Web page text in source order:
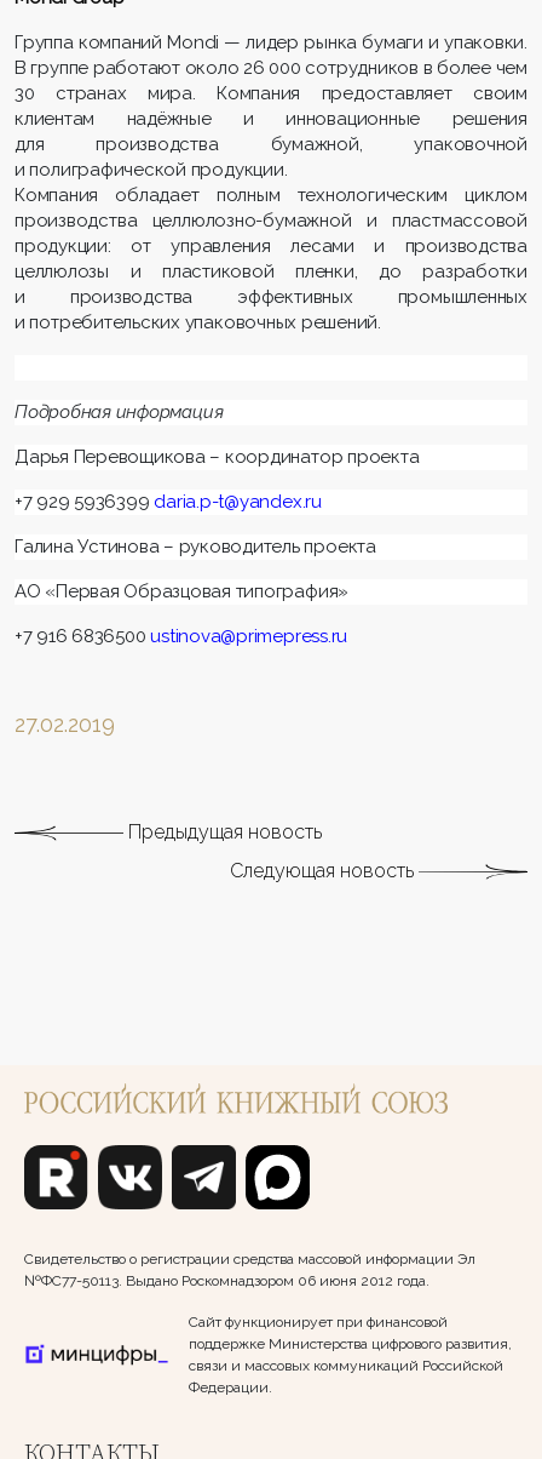
Группа компаний Mondi — лидер рынка бумаги и упаковки.
В группе работают около 26 000 сотрудников в более чем
30 странах мира. Компания предоставляет своим
клиентам надёжные и инновационные решения
для производства бумажной, упаковочной
и полиграфической продукции.
Компания обладает полным технологическим циклом
производства целлюлозно-бумажной и пластмассовой
продукции: от управления лесами и производства
целлюлозы и пластиковой пленки, до разработки
и производства эффективных промышленных
и потребительских упаковочных решений.
Подробная информация
Дарья Перевощикова – координатор проекта
+7 929 5936399 daria.p-t@yandex.ru
Галина Устинова – руководитель проекта
АО «Первая Образцовая типография»
+7 916 6836500ustinova@primepress.ru
27.02.2019
Предыдущая новость
Следующая новость
Свидетельство о регистрации средства массовой информации Эл
№ФС77-50113. Выдано Роскомнадзором 06 июня 2012 года.
Сайт функционирует при финансовой
поддержке Министерства цифрового развития,
связи и массовых коммуникаций Российской
Федерации.